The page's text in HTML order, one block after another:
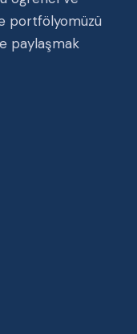
portfölyomüzü
paylaşmak